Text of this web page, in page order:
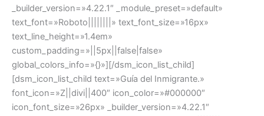
_builder_version=»4.22.1″ _module_preset=»default»
text_font=»Roboto||||||||» text_font_size=»16px»
text_line_height=»1.4em»
custom_padding=»||5px||false|false»
global_colors_info=»{}»][/dsm_icon_list_child]
[dsm_icon_list_child text=»Guía del Inmigrante.»
font_icon=»Z||divi||400″ icon_color=»#000000″
icon_font_size=»26px» _builder_version=»4.22.1″